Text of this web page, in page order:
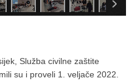
Služba civilne zaštite
su i proveli 1. veljače 2022.